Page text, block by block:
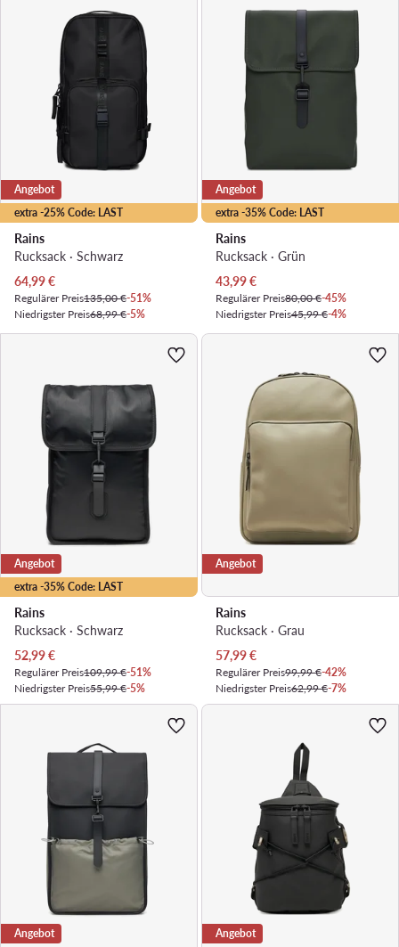
extra -25% Code: LAST
Angebot
Rains
Rucksack · Schwarz
Aktueller Preis
64,99€
Regulärer Preis135,00 €-51%
Niedrigster Preis68,99 €-5%
extra -35% Code: LAST
Angebot
Rains
Rucksack · Grün
Aktueller Preis
43,99€
Regulärer Preis80,00 €-45%
Niedrigster Preis45,99 €-4%
extra -35% Code: LAST
Angebot
Rains
Rucksack · Schwarz
Aktueller Preis
52,99€
Regulärer Preis109,99 €-51%
Niedrigster Preis55,99 €-5%
Angebot
Rains
Rucksack · Grau
Aktueller Preis
57,99€
Regulärer Preis99,99 €-42%
Niedrigster Preis62,99 €-7%
Angebot Angebot